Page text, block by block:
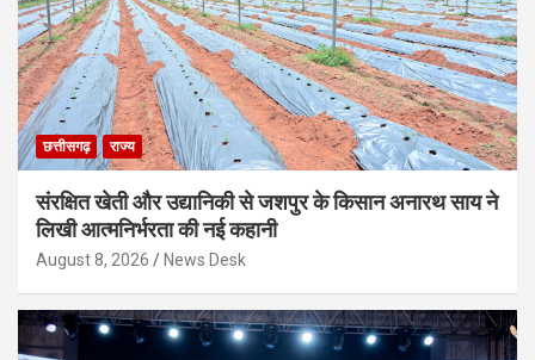
छत्तीसगढ़ राज्य
संरक्षित खेती और उद्यानिकी से जशपुर के किसान अनारथ साय ने
लिखी आत्मनिर्भरता की नई कहानी
August 8, 2026 News Desk